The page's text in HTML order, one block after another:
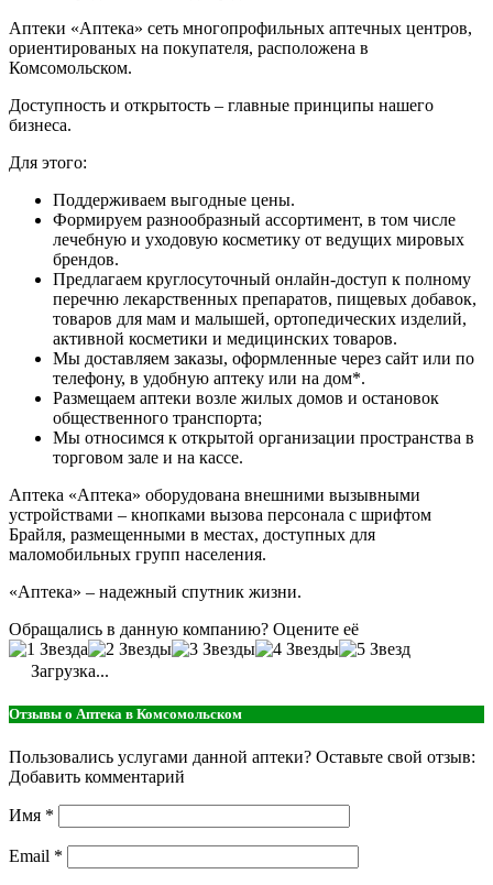
Аптеки «Аптека» сеть многопрофильных аптечных центров,
ориентированых на покупателя, расположена в
Комсомольском.
Доступность и открытость – главные принципы нашего
бизнеса.
Для этого:
Поддерживаем выгодные цены.
Формируем разнообразный ассортимент, в том числе
лечебную и уходовую косметику от ведущих мировых
брендов.
Предлагаем круглосуточный онлайн-доступ к полному
перечню лекарственных препаратов, пищевых добавок,
товаров для мам и малышей, ортопедических изделий,
активной косметики и медицинских товаров.
Мы доставляем заказы, оформленные через сайт или по
телефону, в удобную аптеку или на дом*.
Размещаем аптеки возле жилых домов и остановок
общественного транспорта;
Мы относимся к открытой организации пространства в
торговом зале и на кассе.
Аптека «Аптека» оборудована внешними вызывными
устройствами – кнопками вызова персонала с шрифтом
Брайля, размещенными в местах, доступных для
маломобильных групп населения.
«Аптека» – надежный спутник жизни.
Обращались в данную компанию? Оцените её
Загрузка...
Отзывы о Аптека в Комсомольском
Пользовались услугами данной аптеки? Оставьте свой отзыв:
Добавить комментарий
Имя *
Email *